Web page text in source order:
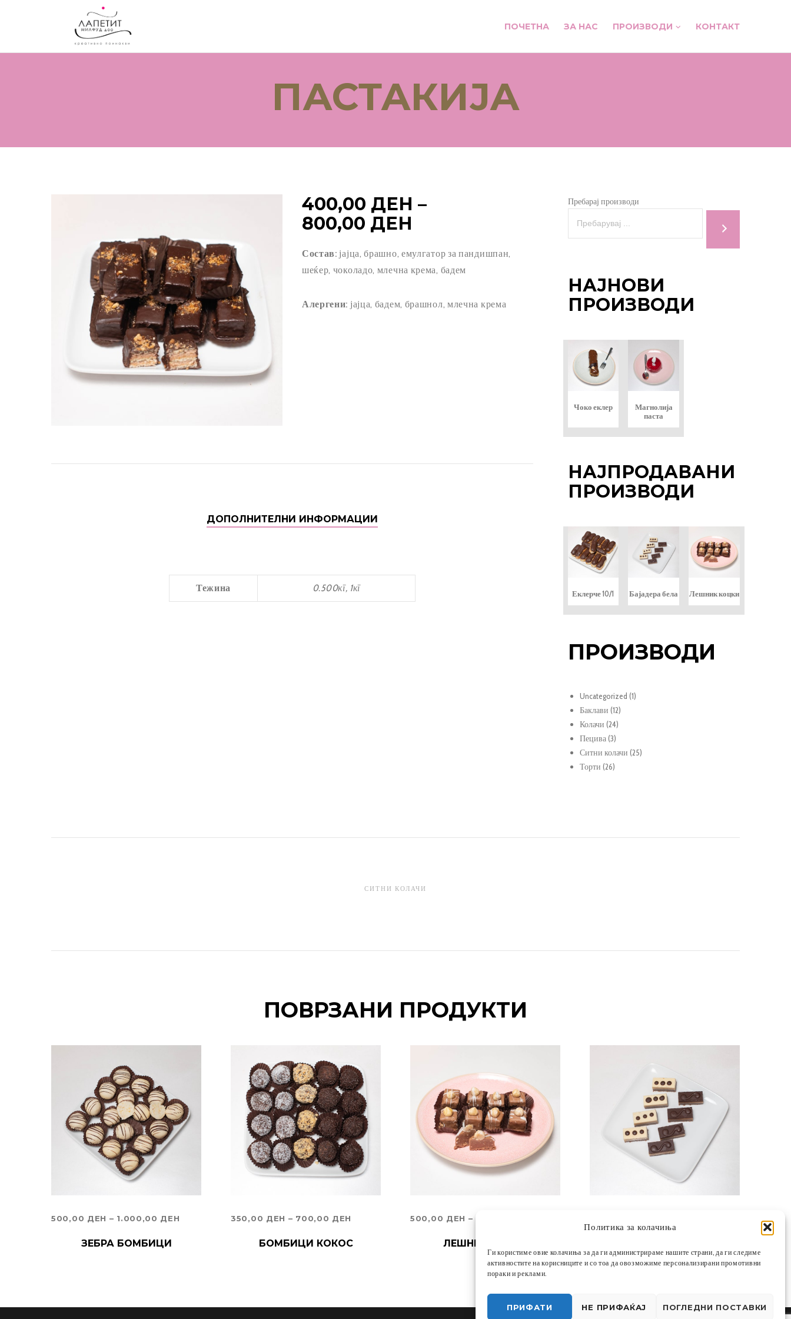
Политика за колачиња
Ги користиме овие колачиња за да ги администрираме нашите страни, да ги следиме
активностите на корисниците и со тоа да овозможиме персонализирани промотивни
пораки и реклами.
ПРИФАТИ НЕ ПРИФАЌАЈ ПОГЛЕДНИ ПОСТАВКИ
ПОЧЕТНА ЗА НАС ПРОИЗВОДИ КОНТАКТ
ПАСТАКИЈА
400,00 ДЕН –
800,00 ДЕН
400,00 ДЕН
THROUGH
800,00 ДЕН
Состав: јајца, брашно, емулгатор за пандишпан,
шеќер, чоколадо, млечна крема, бадем
Алергени: јајца, бадем, брашнол, млечна крема
ДОПОЛНИТЕЛНИ ИНФОРМАЦИИ
Тежина 0.500кг, 1кг
Пребарај производи
НАЈНОВИ
ПРОИЗВОДИ
Чоко еклер
Магнолија
паста
НАЈПРОДАВАНИ
ПРОИЗВОДИ
Еклерче 10/1 Бајадера бела Лешник коцки
ПРОИЗВОДИ
Uncategorized 11
Баклави 1212
продукти
Колачи 2424
продукти
Пецива 33
продукти
Ситни колачи 2525
Торти 2626
СИТНИ КОЛАЧИ
ПОВРЗАНИ ПРОДУКТИ
500,00 ДЕН – 1.000,00 ДЕН
ЗЕБРА БОМБИЦИ
350,00 ДЕН – 700,00 ДЕН
БОМБИЦИ КОКОС
500,00 ДЕН –
500,00 ДЕН
THROUGH
ЛЕШНИК КОЦКИ
350,00 ДЕН